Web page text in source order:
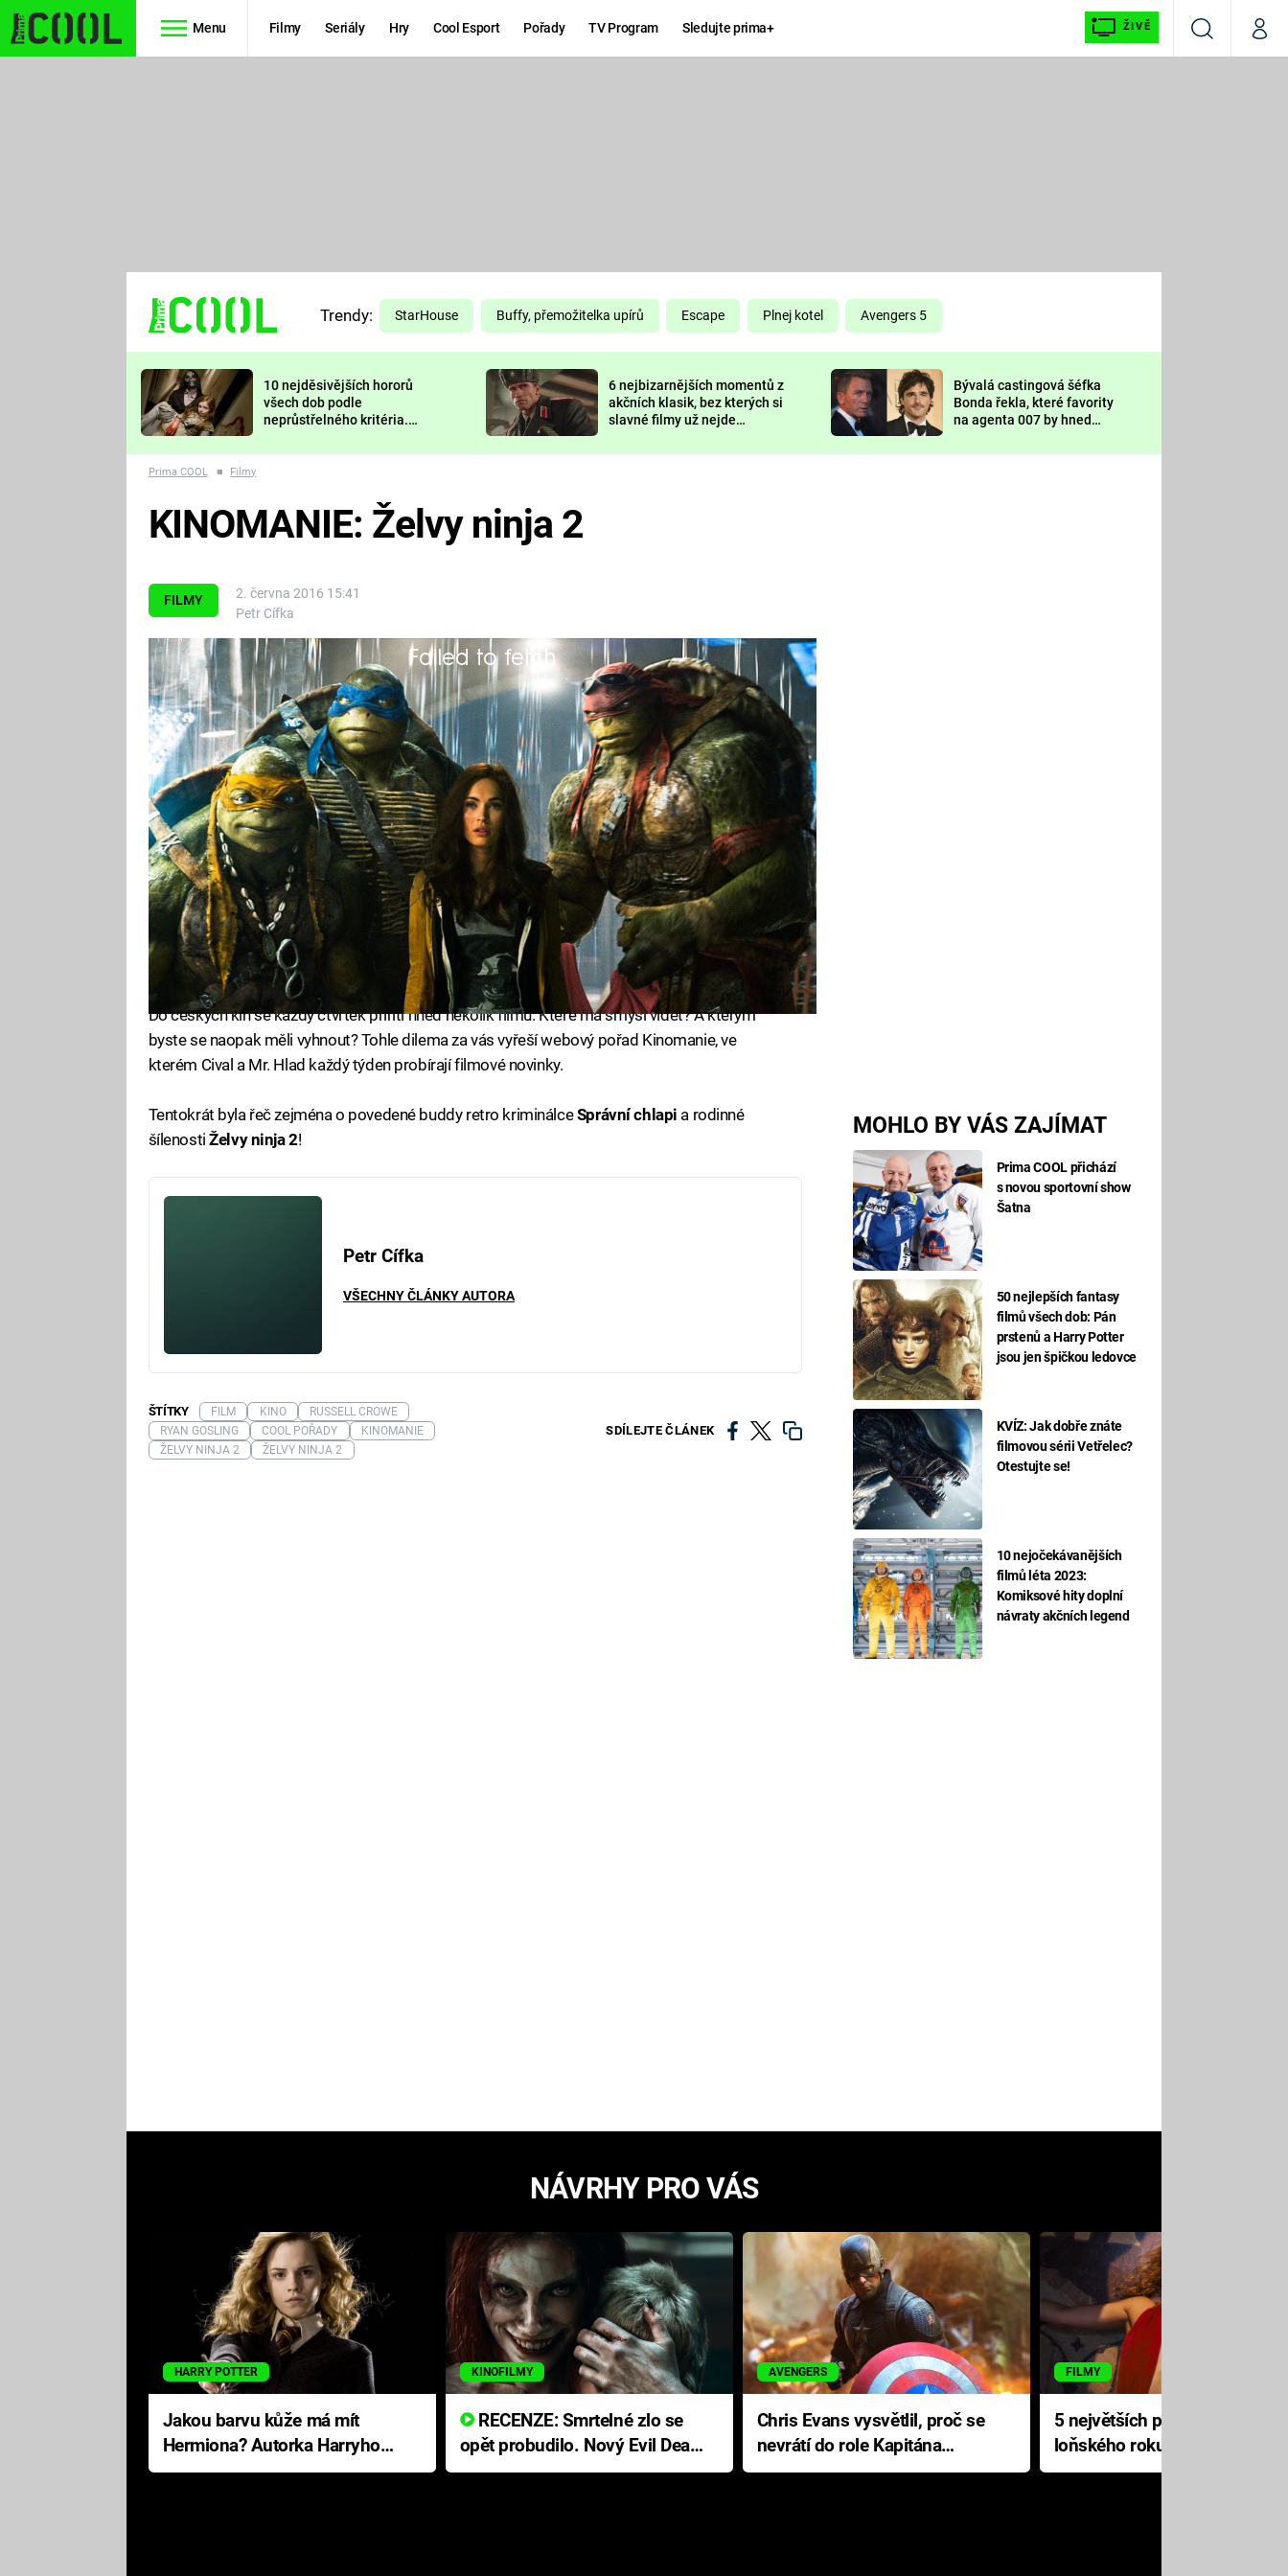
Menu Filmy Seriály Hry Cool Esport Pořady TV Program Sledujte prima+ ŽIVĚ
VyhledáváníMůj
TŘESKU
FUTURAMA
PREDÁTOR
DELIVERANCE
KOMEDIE
CHUCK
NORRIS
DEADPOOL
Prima LAJK
Sledujte nás
Trendy: StarHouse Buffy, přemožitelka upírů Escape Plnej kotel Avengers 5
10 nejděsivějších hororů
všech dob podle
neprůstřelného kritéria.
nejvíc zvednou tep?
6 nejbizarnějších momentů z
akčních klasik, bez kterých si
slavné filmy už nejde
Bývalá castingová šéfka
Bonda řekla, které favority
na agenta 007 by hned
Prima COOL ■ Filmy
FILMY
2. června 2016 15:41
Petr Cífka
MOHLO BY VÁS ZAJÍMAT
Prima COOL přichází
s novou sportovní show
Šatna
50 nejlepších fantasy
filmů všech dob: Pán
prstenů a Harry Potter
jsou jen špičkou ledovce
KVÍZ: Jak dobře znáte
filmovou sérii Vetřelec?
Otestujte se!
10 nejočekávanějších
filmů léta 2023:
Komiksové hity doplní
návraty akčních legend
KINOMANIE: Želvy ninja 2
Failed to fetch
Nový coolácký pořad vám poradí, na co zajít do kina!
Do českých kin se každý čtvrtek přiřítí hned několik filmů. Které má smysl vidět? A kterým
byste se naopak měli vyhnout? Tohle dilema za vás vyřeší webový pořad Kinomanie, ve
kterém Cival a Mr. Hlad každý týden probírají filmové novinky.
Tentokrát byla řeč zejména o povedené buddy retro kriminálceSprávní chlapi a rodinné
šílenostiŽelvy ninja 2!
Petr Cífka
VŠECHNY ČLÁNKY AUTORA
SDÍLEJTE ČLÁNEK
ŠTÍTKY FILM KINO
RUSSELL CROWE
RYAN GOSLING
COOL POŘADY
KINOMANIE
ŽELVY NINJA 2
ŽELVY NINJA 2
NÁVRHY PRO VÁS
HARRY POTTER
Jakou barvu kůže má mít
Hermiona? Autorka Harryho
Pottera přišla s ráznou
KINOFILMY
RECENZE: Smrtelné zlo se
opět probudilo. Nový Evil Dead
přichází s neodolatelnou
AVENGERS
Chris Evans vysvětlil, proč se
nevrátí do role Kapitána
Ameriky
FILMY
5 největších propadáků
loňského roku: Disney na
jediné katastrofě prodělal 200